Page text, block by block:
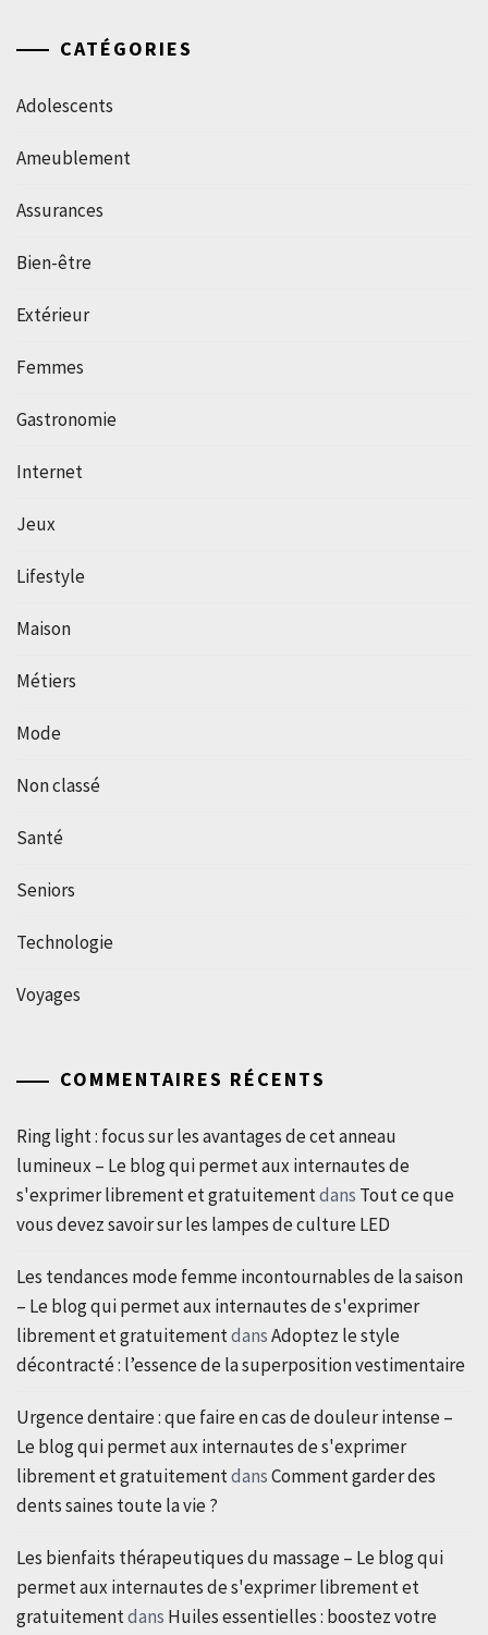
CATÉGORIES
Adolescents
Ameublement
Assurances
Bien-être
Extérieur
Femmes
Gastronomie
Internet
Jeux
Lifestyle
Maison
Métiers
Mode
Non classé
Santé
Seniors
Technologie
Voyages
COMMENTAIRES RÉCENTS
Ring light : focus sur les avantages de cet anneau
lumineux – Le blog qui permet aux internautes de
s'exprimer librement et gratuitementdans Tout ce que
vous devez savoir sur les lampes de culture LED
Les tendances mode femme incontournables de la saison
– Le blog qui permet aux internautes de s'exprimer
librement et gratuitementdansAdoptez le style
décontracté : l’essence de la superposition vestimentaire
Urgence dentaire : que faire en cas de douleur intense –
Le blog qui permet aux internautes de s'exprimer
librement et gratuitementdansComment garder des
dents saines toute la vie ?
Les bienfaits thérapeutiques du massage – Le blog qui
permet aux internautes de s'exprimer librement et
gratuitementdans Huiles essentielles : boostez votre